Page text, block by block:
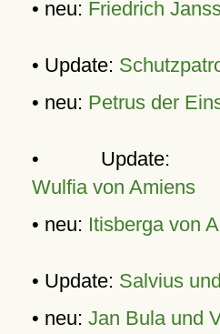
• neu: Friedrich
• Update:
• neu: Petrus der
• Update:
Wulfia von Amiens
• neu: Itisberga von
• Update: Salvius
• neu: Jan Bula und